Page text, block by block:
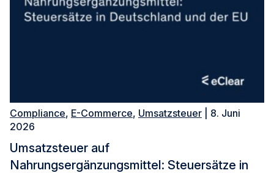
Compliance, E-Commerce, Umsatzsteuer | 8. Juni
2026
Umsatzsteuer auf
Nahrungsergänzungsmittel: Steuersätze in